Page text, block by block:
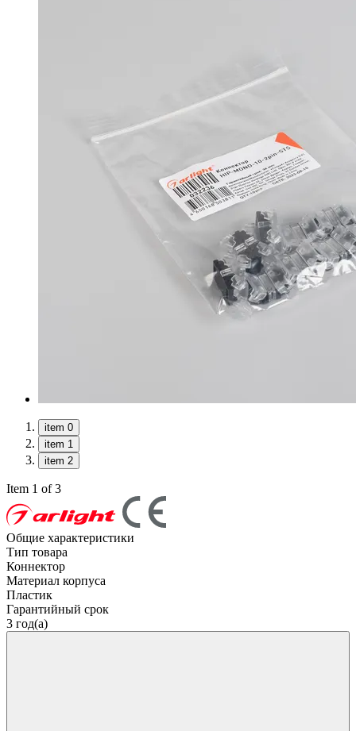
item 0
item 1
item 2
Item 1 of 3
Общие характеристики
Тип товара
Коннектор
Материал корпуса
Пластик
Гарантийный срок
3 год(а)